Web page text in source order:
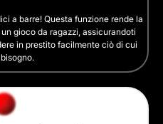
a barre! Questa funzione rende la
gioco da ragazzi, assicurandoti
in prestito facilmente ciò di cui